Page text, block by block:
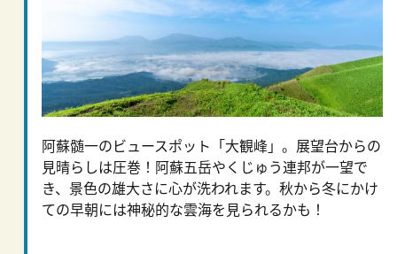
阿蘇髄一のビュースポット「大観峰」。展望台からの
見晴らしは圧巻！阿蘇五岳やくじゅう連邦が一望で
き、景色の雄大さに心が洗われます。秋から冬にかけ
ての早朝には神秘的な雲海を見られるかも！